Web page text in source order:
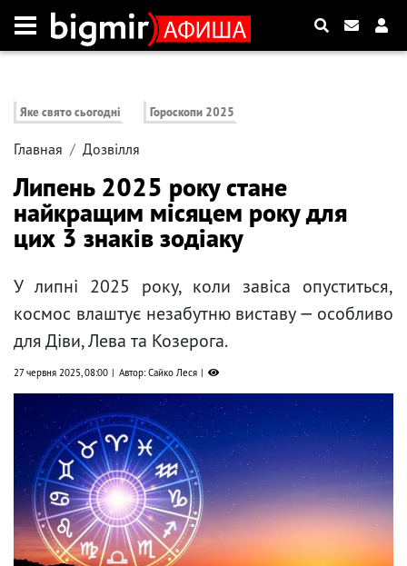
Яке свято сьогодні Гороскопи 2025
Главная Дозвілля
Липень 2025 року стане
найкращим місяцем року для
цих 3 знаків зодіаку
У липні 2025 року, коли завіса опуститься,
космос влаштує незабутню виставу — особливо
для Діви, Лева та Козерога.
27 червня 2025, 08:00 Автор: Сайко Леся